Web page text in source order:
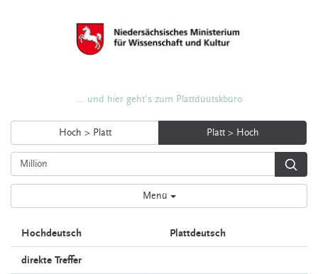
... und hier geht's zum Plattdüütskbüro
Hoch > Platt Platt > Hoch
Menü
Hochdeutsch Plattdeutsch
direkte Treffer